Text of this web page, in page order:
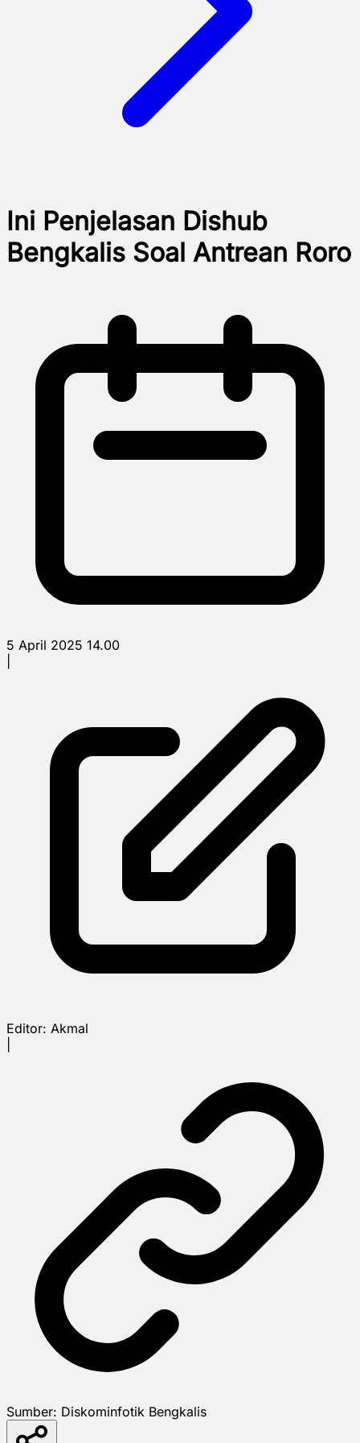
Ini Penjelasan Dishub
Bengkalis Soal Antrean Roro
5 April 2025 14.00
Editor: Akmal
Sumber: Diskominfotik Bengkalis